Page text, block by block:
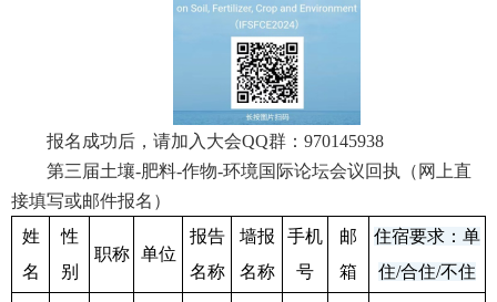
报名成功后，请加入大会QQ群：970145938
第三届土壤-肥料-作物-环境国际论坛会议回执（网上直
接填写或邮件报名）
姓
名
性
别
职称 单位
报告
名称
墙报
名称
手机
号
邮
箱
住宿要求：单
住/合住/不住